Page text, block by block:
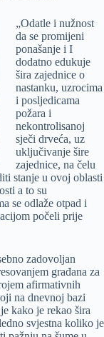
„Odatle i nužnost
da se promijeni
ponašanje i I
dodatno edukuje
šira zajednice o
nastanku, uzrocima
i posljedicama
požara i
nekontrolisanoj
sječi drveća, uz
uključivanje šire
zajednice, na čelu
stanje u ovoj oblasti
a to su
se odlaže otpad i
počeli prije
zadovoljan
građana za
afirmativnih
na dnevnoj bazi
kako je rekao šira
svjestna koliko je